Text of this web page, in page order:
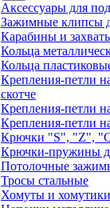
Аксессуары для
Зажимные клипсы
Карабины и
Кольца
Кольца
Крепления-петли
скотче
Крепления-петли
Крепления-петли
Крючки "S", "Z",
Крючки-пружины
Потолочные
Тросы стальные
Хомуты и